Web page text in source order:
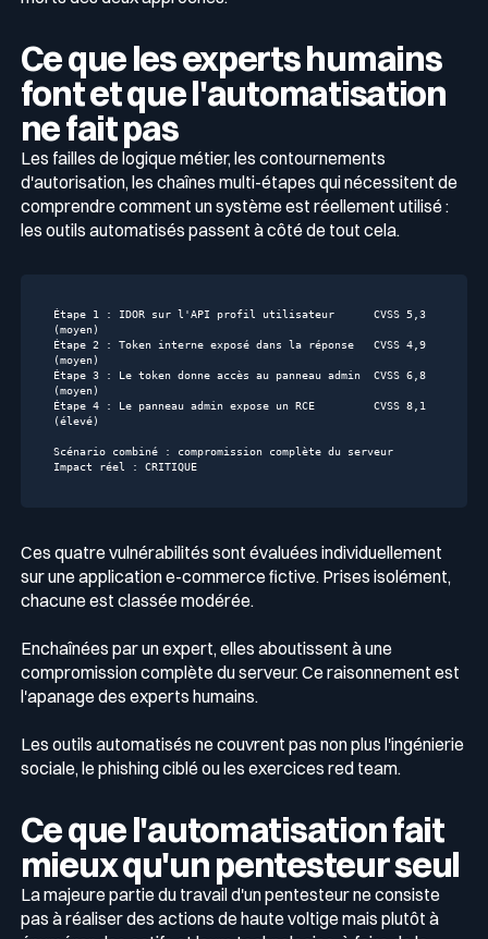
Ce que les experts humains
font et que l'automatisation
ne fait pas
Les failles de logique métier, les contournements
d'autorisation, les chaînes multi-étapes qui nécessitent de
comprendre comment un système est réellement utilisé :
les outils automatisés passent à côté de tout cela.
Étape 1 : IDOR sur l'API profil utilisateur CVSS 5,3
(moyen)
Étape 2 :
Token interne exposé dans la réponse CVSS 4,9
(moyen)
Étape 3 :
Le token donne accès au panneau admin CVSS 6,8
(moyen)
Étape 4 :
Le panneau admin expose un RCE CVSS 8,1
(élevé)
Scénario combiné : compromission complète du
serveur
Impact réel :
CRITIQUE
Ces quatre vulnérabilités sont évaluées individuellement
sur une application e-commerce fictive. Prises isolément,
chacune est classée modérée.
Enchaînées par un expert, elles aboutissent à une
compromission complète du serveur. Ce raisonnement est
l'apanage des experts humains.
Les outils automatisés ne couvrent pas non plus l'ingénierie
sociale, le phishing ciblé ou les exercices red team.
Ce que l'automatisation fait
mieux qu'un pentesteur seul
La majeure partie du travail d'un pentesteur ne consiste
pas à réaliser des actions de haute voltige mais plutôt à